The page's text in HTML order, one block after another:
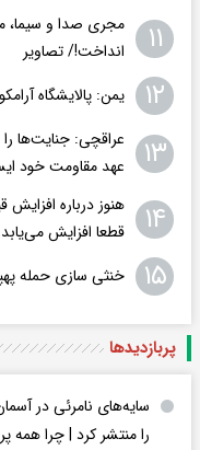
۱۱
مجری صدا و سیما،
انداخت!/ تصاویر
۱۲ یمن: پالایشگاه
۱۳
عراقچی: جنایت‌ها
عهد مقاومت خود
۱۴
هنوز درباره
قطعا افزایش می‌یابد
۱۵ خنثی سازی حمله
پربازدید‌ها
سایه‌های نامرئی در
را منتشر کرد | چرا همه